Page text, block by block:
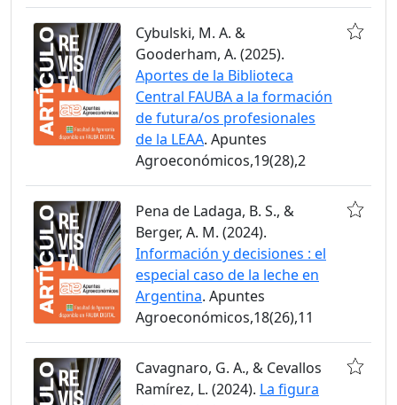
Cybulski, M. A. &
Gooderham, A. (2025).
Aportes de la Biblioteca
Central FAUBA a la formación
de futura/os profesionales
de la LEAA. Apuntes
Agroeconómicos,19(28),2
Pena de Ladaga, B. S., &
Berger, A. M. (2024).
Información y decisiones : el
especial caso de la leche en
Argentina. Apuntes
Agroeconómicos,18(26),11
Cavagnaro, G. A., & Cevallos
Ramírez, L. (2024). La figura